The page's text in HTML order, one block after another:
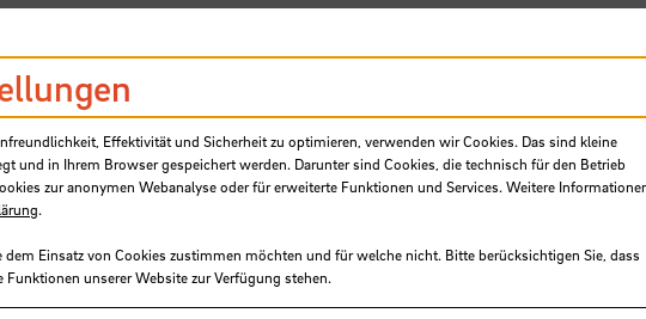
Effektivität und Sicherheit zu optimieren, verwenden wir Cookies. Das sind kleine
und in Ihrem Browser gespeichert werden. Darunter sind Cookies, die technisch für den Betrieb
zur anonymen Webanalyse oder für erweiterte Funktionen und Services. Weitere
.
dem Einsatz von Cookies zustimmen möchten und für welche nicht. Bitte berücksichtigen Sie, dass
unserer Website zur Verfügung stehen.